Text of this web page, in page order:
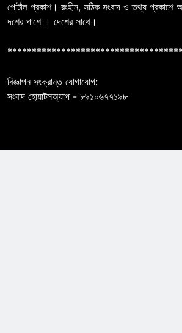
পোর্টাল প্রকাশ। রংহীন, সঠিক সংবাদ ও তথ্য প্রকাশে
দশের পাশে । দেশের সাথে।
বিজ্ঞাপন সংক্রান্ত যোগাযোগ:
সংবাদ হোয়াটসঅ্যাপ - ৮৯১০৬৭৭১৯৮